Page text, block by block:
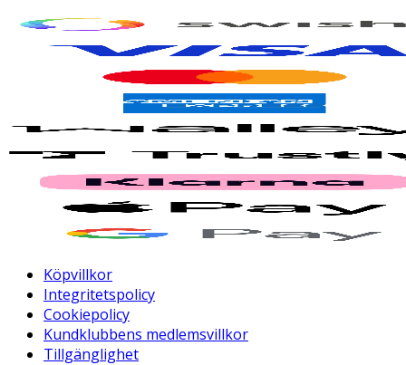
Köpvillkor
Integritetspolicy
Cookiepolicy
Kundklubbens medlemsvillkor
Tillgänglighet